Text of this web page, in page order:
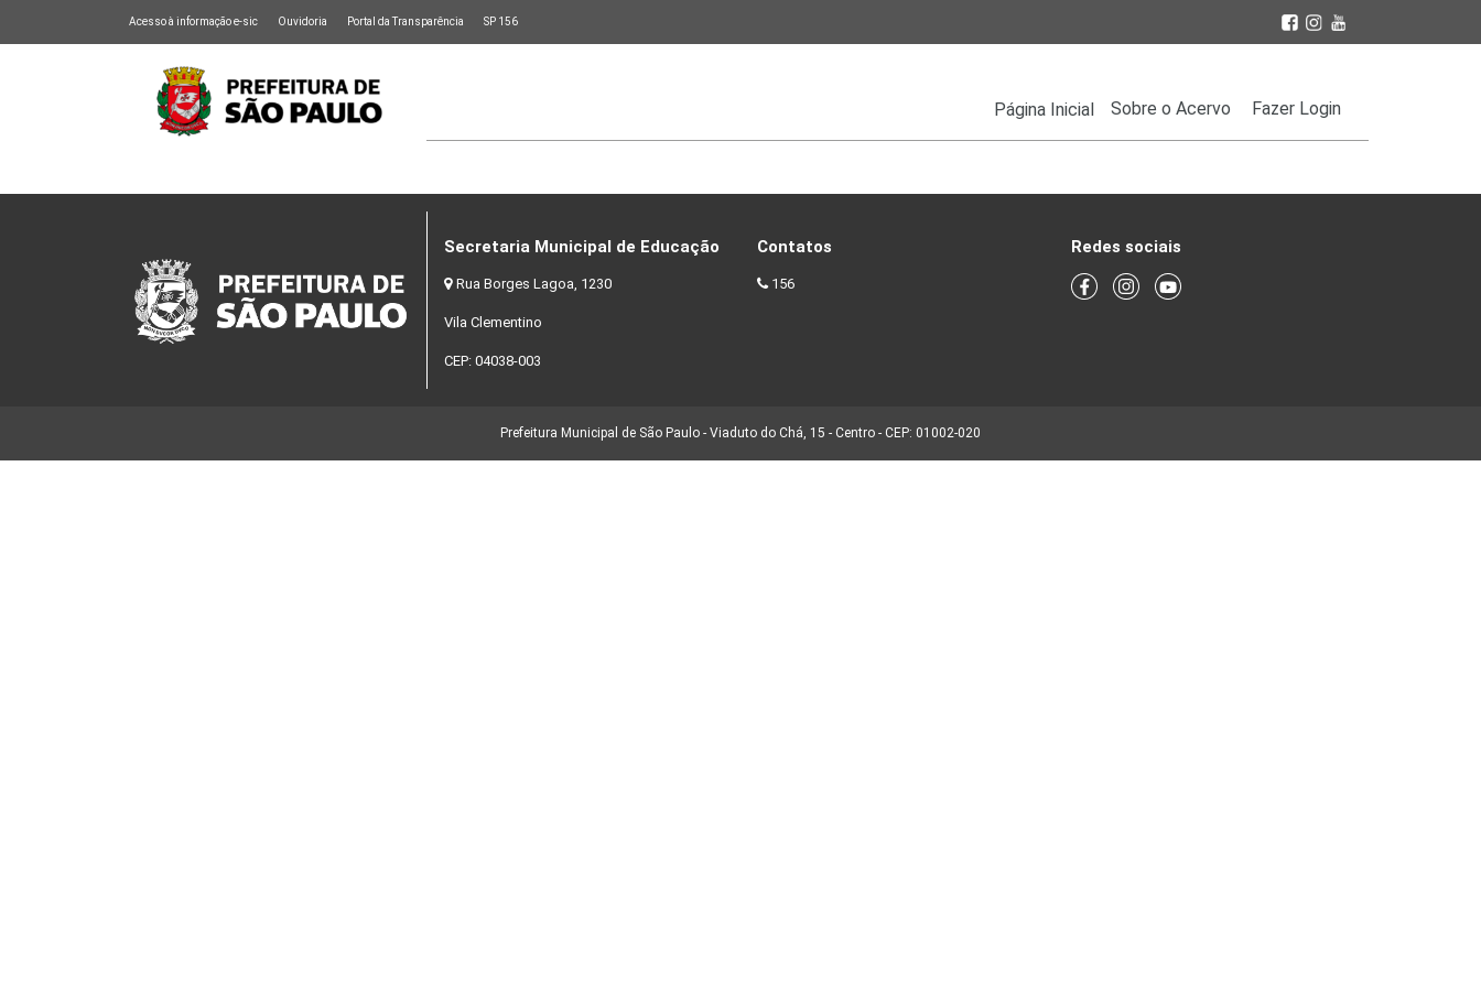
Acesso à informação e-sic Ouvidoria Portal da Transparência SP 156
Página Inicial Sobre o Acervo Fazer Login
Secretaria Municipal de Educação
Rua Borges Lagoa, 1230
Vila Clementino
CEP: 04038-003
Contatos
156
Redes sociais
Prefeitura Municipal de São Paulo - Viaduto do Chá, 15 - Centro - CEP: 01002-020